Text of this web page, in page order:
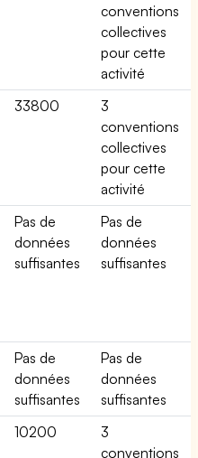
conventions
collectives
pour cette
activité
33800
3
conventions
collectives
pour cette
activité
Pas de
données
suffisantes
Pas de
données
suffisantes
Pas de
données
suffisantes
Pas de
données
suffisantes
10200
3
conventions